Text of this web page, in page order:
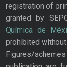
registration of
granted by
Química de
prohibited
Figures/